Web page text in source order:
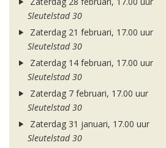
Sleutelstad 30
Zaterdag 21 februari, 17.00 uur
Sleutelstad 30
Zaterdag 14 februari, 17.00 uur
Sleutelstad 30
Zaterdag 7 februari, 17.00 uur
Sleutelstad 30
Zaterdag 31 januari, 17.00 uur
Sleutelstad 30